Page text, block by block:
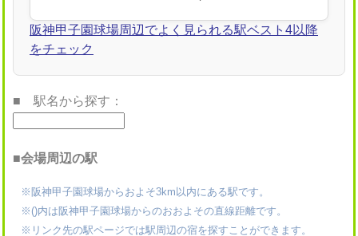
阪神甲子園球場周辺でよく見られる駅ベスト4以降
をチェック
■ 駅名から探す：
■会場周辺の駅
※阪神甲子園球場からおよそ3km以内にある駅です。
※()内は阪神甲子園球場からのおおよその直線距離です。
※リンク先の駅ページでは駅周辺の宿を探すことができます。